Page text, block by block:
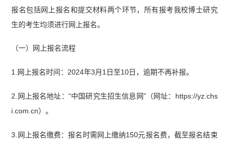
报名包括网上报名和提交材料两个环节，所有报考我校博士研究
生的考生均须进行网上报名。
（一）网上报名流程
1.网上报名时间：2024年3月1日至10日，逾期不再补报。
2.网上报名地址：“中国研究生招生信息网”（网址：https://yz.chs
i.com.cn）。
3.网上报名缴费：报名时需网上缴纳150元报名费，截至报名结束